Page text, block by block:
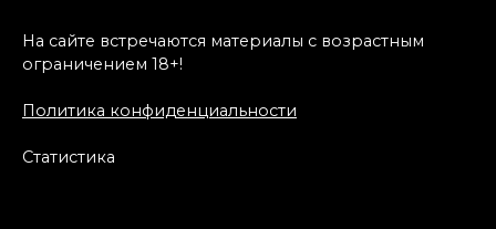
На сайте встречаются материалы с возрастным
ограничением 18+!
Политика конфиденциальности
Статистика